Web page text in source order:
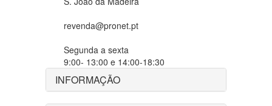
revenda@pronet.pt
Segunda a sexta
9:00- 13:00 e 14:00-18:30
INFORMAÇÃO